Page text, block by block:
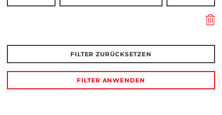
FILTER ZURÜCKSETZEN
FILTER ANWENDEN